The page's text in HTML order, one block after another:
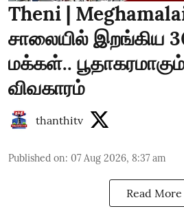
Theni |
சாலையில் இறங்கிய
மக்கள்..
விவகாரம்
thanthitv
Published on: 07 Aug 2026, 8:37 am
Read More